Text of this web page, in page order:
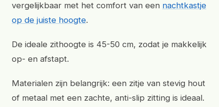
vergelijkbaar met het comfort van een nachtkastje
op de juiste hoogte.
De ideale zithoogte is 45-50 cm, zodat je makkelijk
op- en afstapt.
Materialen zijn belangrijk: een zitje van stevig hout
of metaal met een zachte, anti-slip zitting is ideaal.